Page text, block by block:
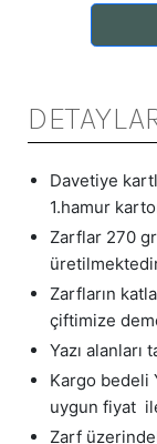
Davetiye
1.hamur
Zarflar 270
Zarfların
çiftimize
Yazı
Kargo bedeli
uygun fiyat
Zarf